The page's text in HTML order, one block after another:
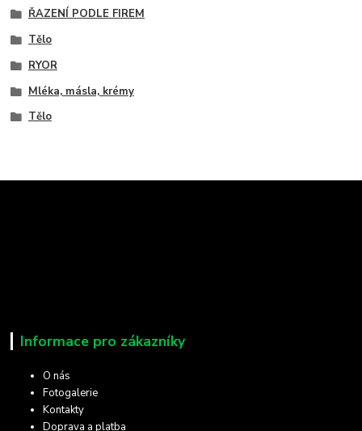
ŘAZENÍ PODLE FIREM
Tělo
RYOR
Mléka, másla, krémy
Tělo
Informace pro zákazníky
O nás
Fotogalerie
Kontakty
Doprava a platba